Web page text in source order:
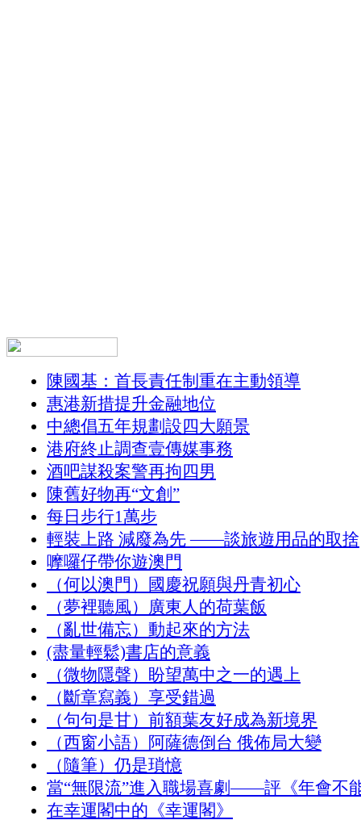
陳國基：首長責任制重在主動領導
惠港新措提升金融地位
中總倡五年規劃設四大願景
港府終止調查壹傳媒事務
酒吧謀殺案警再拘四男
陳舊好物再“文創”
每日步行1萬步
輕裝上路 減廢為先 ——談旅遊用品的取捨
嚤囉仔帶你遊澳門
（何以澳門）國慶祝願與丹青初心
（夢裡聽風）廣東人的荷葉飯
（亂世備忘）動起來的方法
(盡量輕鬆)書店的意義
（微物隱聲）盼望萬中之一的遇上
（斷章寫義）享受錯過
（句句是甘）前額葉友好成為新境界
（西窗小語）阿薩德倒台 俄佈局大變
（隨筆）仍是瑣憶
當“無限流”進入職場喜劇——評《年會不
在幸運閣中的《幸運閣》